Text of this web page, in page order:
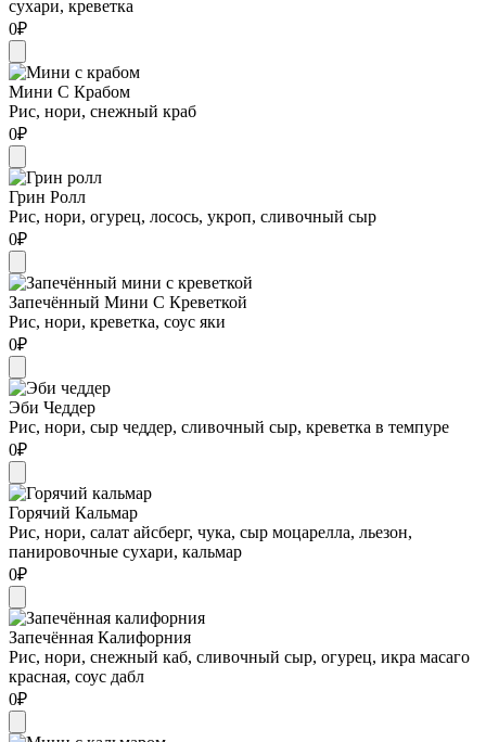
сухари, креветка
0₽
Мини С Крабом
Рис, нори, снежный краб
0₽
Грин Ролл
Рис, нори, огурец, лосось, укроп, сливочный сыр
0₽
Запечённый Мини С Креветкой
Рис, нори, креветка, соус яки
0₽
Эби Чеддер
Рис, нори, сыр чеддер, сливочный сыр, креветка в темпуре
0₽
Горячий Кальмар
Рис, нори, салат айсберг, чука, сыр моцарелла, льезон,
панировочные сухари, кальмар
0₽
Запечённая Калифорния
Рис, нори, снежный каб, сливочный сыр, огурец, икра масаго
красная, соус дабл
0₽